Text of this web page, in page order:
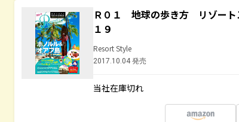
Ｒ０１ 地球の歩き方 リゾー
１９
Resort Style
2017.10.04 発売
当社在庫切れ